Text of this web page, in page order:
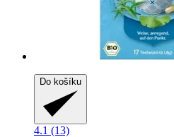
Do košíku
4.1 (13)